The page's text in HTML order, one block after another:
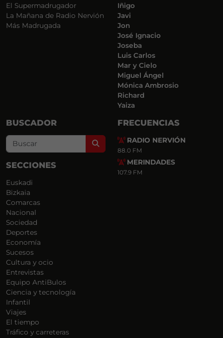
El Supermadrugador
La Mañana de Radio Nervión
Más Madrugada
Iñigo
Javi
Jon
José Ignacio
Joseba
Luis Carlos
Mar y Cielo
Miguel Ángel
Mónica Ambrosio
Richard
Yaiza
BUSCADOR
Search
SECCIONES
Euskadi
Bizkaia
Comarcas
Nacional
Sociedad
Deportes
Economía
Sucesos
Cultura y ocio
Entrevistas
Equipo AntiBulos
Ciencia y tecnología
Infantil
Viajes
El tiempo
Tráfico y carreteras
FRECUENCIAS
RADIO NERVIÓN
88.0 FM
MERINDADES
107.9 FM